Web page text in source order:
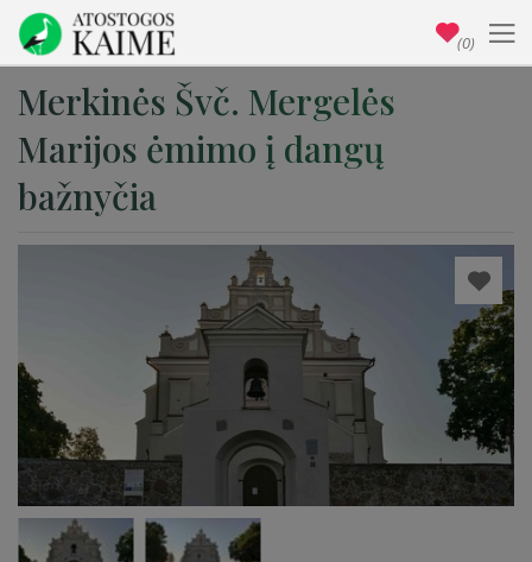
Merkinės Švč. Mergelės
Marijos ėmimo į dangų
bažnyčia
(0)